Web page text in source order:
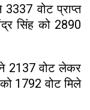
वोट प्राप्त
सिंह को 2890
ने 2137 वोट लेकर
1792 वोट मिले